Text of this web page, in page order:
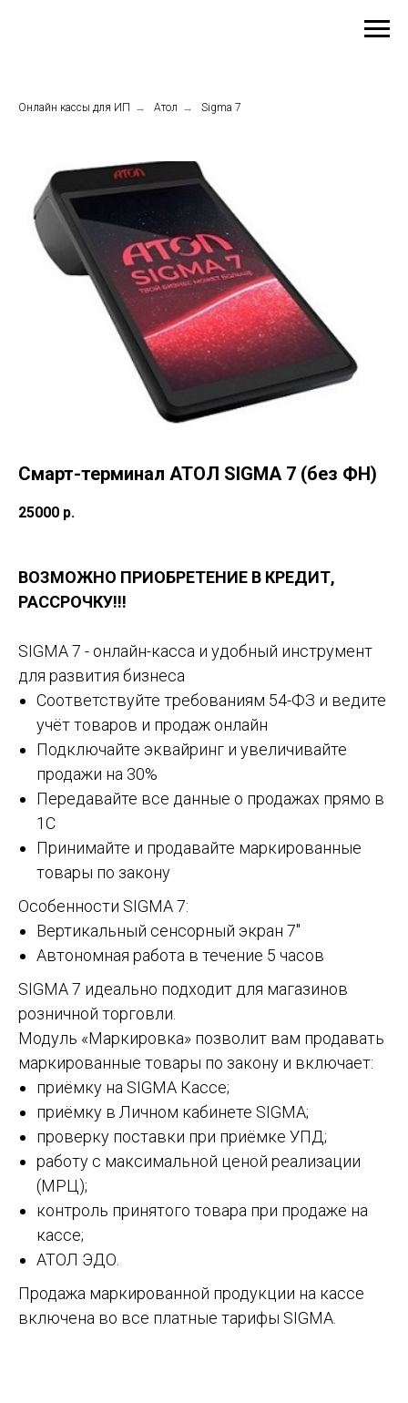
Онлайн кассы для ИП → Атол → Sigma 7
Смарт-терминал АТОЛ SIGMA 7 (без ФН)
25000 р.
ВОЗМОЖНО ПРИОБРЕТЕНИЕ В КРЕДИТ,
РАССРОЧКУ!!!
SIGMA 7 - онлайн-касса и удобный инструмент
для развития бизнеса
Соответствуйте требованиям 54-ФЗ и ведите
учёт товаров и продаж онлайн
Подключайте эквайринг и увеличивайте
продажи на 30%
Передавайте все данные о продажах прямо в
1С
Принимайте и продавайте маркированные
товары по закону
Особенности SIGMA 7:
Вертикальный сенсорный экран 7"
Автономная работа в течение 5 часов
SIGMA 7 идеально подходит для магазинов
розничной торговли.
Модуль «Маркировка» позволит вам продавать
маркированные товары по закону и включает:
приёмку на SIGMA Кассе;
приёмку в Личном кабинете SIGMA;
проверку поставки при приёмке УПД;
работу с максимальной ценой реализации
(МРЦ);
контроль принятого товара при продаже на
кассе;
АТОЛ ЭДО.
Продажа маркированной продукции на кассе
включена во все платные тарифы SIGMA.